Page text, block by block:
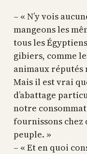
– « N’y vois
mangeons les
tous les
gibiers, comme
animaux réputés
Mais il est vrai
d’abattage
notre
fournissons chez
peuple. »
– « Et en quoi